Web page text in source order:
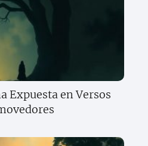
Expuesta en Versos